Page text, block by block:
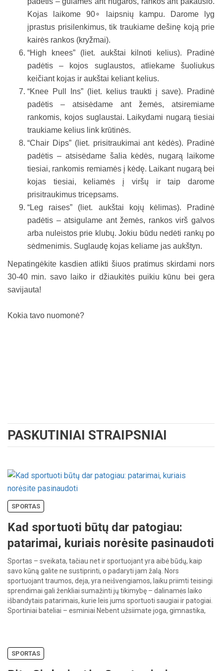
Kojas laikome 90∘ laipsnių kampu. Darome lyg
įprastus prisilenkimus, tik traukiame dešinę koją prie
kairės rankos (kryžmai).
“High knees” (liet. aukštai kilnoti kelius). Pradinė
padėtis – kojos suglaustos, atliekame šuoliukus
keičiant kojas ir aukštai keliant kelius.
“Knee Pull Ins” (liet. kelius traukti į save). Pradinė
padėtis – atsisėdame ant žemės, atsiremiame
rankomis, kojos suglaustai. Laikydami nugarą tiesiai
traukiame kelius link krūtinės.
“Chair Dips” (liet. prisitraukimai ant kėdės). Pradinė
padėtis – atsisėdame šalia kėdės, nugarą laikome
tiesiai, rankomis remiamės į kėdę. Laikant nugarą bei
kojas tiesiai, keliamės į viršų ir taip darome
prisitraukimus tricepsams.
“Leg raises” (liet. aukštai kojų kėlimas). Pradinė
padėtis – atsigulame ant žemės, rankos virš galvos
arba nuleistos prie klubų. Jokiu būdu nedėti rankų po
sėdmenimis. Suglaudę kojas keliame jas aukštyn.
Nepatingėkite kasdien atlikti šiuos pratimus skirdami nors
30-40 min. savo laiko ir džiaukitės puikiu kūnu bei gera
savijauta!
Kokia tavo nuomonė?
PASKUTINIAI STRAIPSNIAI
SPORTAS
Kad sportuoti būtų dar patogiau:
patarimai, kuriais norėsite pasinaudoti
Sportas – sveikata, tačiau net ir sportuojant yra aibė būdų, kaip
savo kūną galite ne sustiprinti, o padaryti jam žalą. Nors
sportuojant traumos, deja, yra neišvengiamos, laiku priimti teisingi
sprendimai gali ženkliai sumažinti jų tikimybę – dalinamės laiko
išbandytais patarimais, kurie leis jums sportuoti saugiai ir patogiai.
Sportiniai bateliai – esminiai Nebent užsiimate joga, gimnastika,
SPORTAS